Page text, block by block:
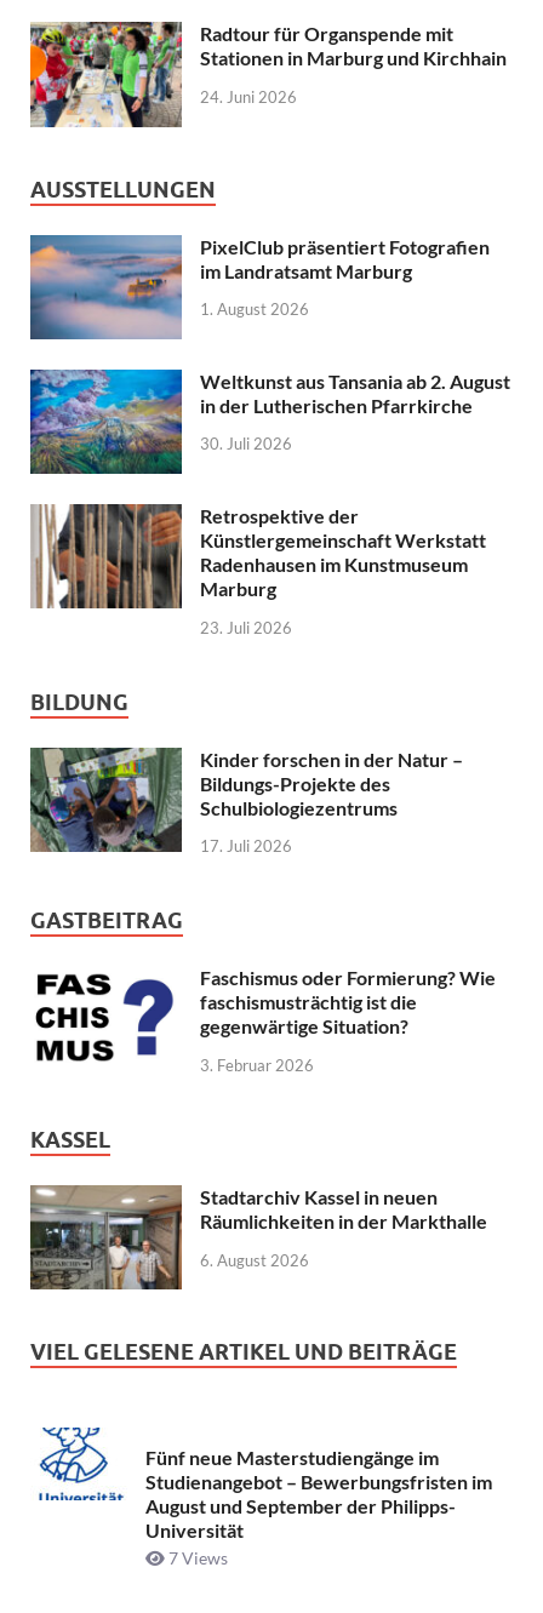
Radtour für Organspende mit
Stationen in Marburg und Kirchhain
24. Juni 2026
AUSSTELLUNGEN
PixelClub präsentiert Fotografien
im Landratsamt Marburg
1. August 2026
Weltkunst aus Tansania ab 2. August
in der Lutherischen Pfarrkirche
30. Juli 2026
Retrospektive der
Künstlergemeinschaft Werkstatt
Radenhausen im Kunstmuseum
Marburg
23. Juli 2026
BILDUNG
Kinder forschen in der Natur –
Bildungs-Projekte des
Schulbiologiezentrums
17. Juli 2026
GASTBEITRAG
Faschismus oder Formierung? Wie
faschismusträchtig ist die
gegenwärtige Situation?
3. Februar 2026
KASSEL
Stadtarchiv Kassel in neuen
Räumlichkeiten in der Markthalle
6. August 2026
VIEL GELESENE ARTIKEL UND BEITRÄGE
Fünf neue Masterstudiengänge im
Studienangebot – Bewerbungsfristen im
August und September der Philipps-
Universität
7 Views